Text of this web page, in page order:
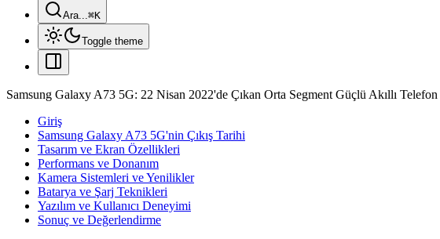
Ara...⌘K
Toggle theme
Samsung Galaxy A73 5G: 22 Nisan 2022'de Çıkan Orta Segment Güçlü Akıllı Telefon
Giriş
Samsung Galaxy A73 5G'nin Çıkış Tarihi
Tasarım ve Ekran Özellikleri
Performans ve Donanım
Kamera Sistemleri ve Yenilikler
Batarya ve Şarj Teknikleri
Yazılım ve Kullanıcı Deneyimi
Sonuç ve Değerlendirme